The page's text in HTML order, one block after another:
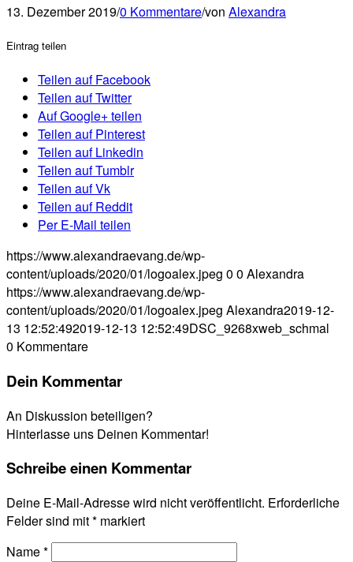
13. Dezember 2019/0 Kommentare/von Alexandra
Eintrag teilen
Teilen auf Facebook
Teilen auf Twitter
Auf Google+ teilen
Teilen auf Pinterest
Teilen auf Linkedin
Teilen auf Tumblr
Teilen auf Vk
Teilen auf Reddit
Per E-Mail teilen
https://www.alexandraevang.de/wp-
content/uploads/2020/01/logoalex.jpeg 0 0 Alexandra
https://www.alexandraevang.de/wp-
content/uploads/2020/01/logoalex.jpeg Alexandra2019-12-
13 12:52:492019-12-13 12:52:49DSC_9268xweb_schmal
0 Kommentare
Dein Kommentar
An Diskussion beteiligen?
Hinterlasse uns Deinen Kommentar!
Schreibe einen Kommentar
Deine E-Mail-Adresse wird nicht veröffentlicht. Erforderliche
Felder sind mit* markiert
Name*